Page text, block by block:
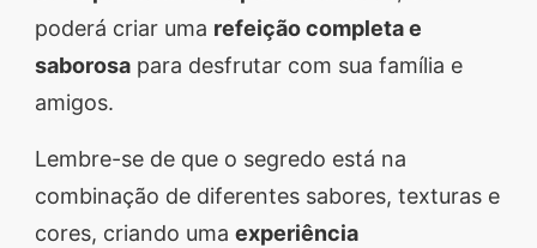
poderá criar uma refeição completa e
saborosa para desfrutar com sua família e
amigos.
Lembre-se de que o segredo está na
combinação de diferentes sabores, texturas e
cores, criando uma experiência